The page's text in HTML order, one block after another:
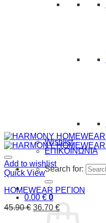
Wishlist
ΕΠΙΚΟΙΝΩΝΙΑ
Search for:
0.00 € 0
Add to wishlist
Quick View
HOMEWEAR ΡΕΓΙΟΝ
45.90€ 36.70 €